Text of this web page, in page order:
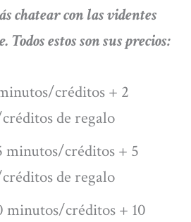
chatear con las videntes
estos son sus precios:
créditos + 2
de regalo
minutos/créditos + 5
de regalo
minutos/créditos + 10